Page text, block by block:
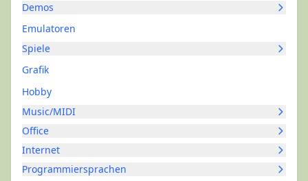
Demos
Emulatoren
Spiele
Grafik
Hobby
Music/MIDI
Office
Internet
Programmiersprachen